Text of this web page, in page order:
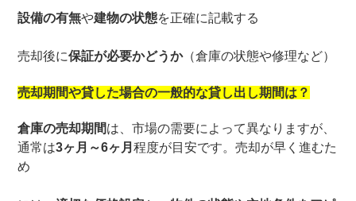
設備の有無や建物の状態を正確に記載する
売却後に保証が必要かどうか（倉庫の状態や修理など）
売却期間や貸した場合の一般的な貸し出し期間は？
倉庫の売却期間は、市場の需要によって異なりますが、
通常は3ヶ月～6ヶ月程度が目安です。売却が早く進むた
め